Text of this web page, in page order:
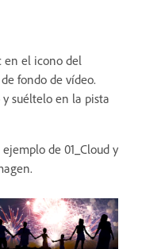
en el icono del
fondo de vídeo.
suéltelo en la pista
de 01_Cloud y